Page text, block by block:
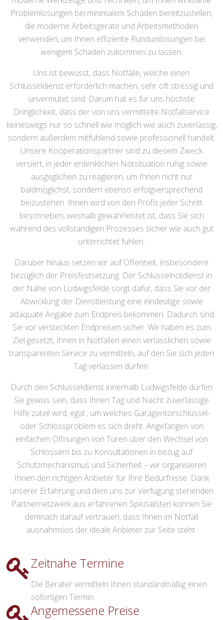
Problemlösungen bei minimalem Schaden bereitzustellen,
die moderne Arbeitsgeräte und Arbeitsmethoden
verwenden, um Ihnen effiziente Rundumlösungen bei
wenigem Schaden zukommen zu lassen.
Uns ist bewusst, dass Notfälle, welche einen
Schlüsseldienst erforderlich machen, sehr oft stressig und
unvermutet sind. Darum hat es für uns höchste
Dringlichkeit, dass der von uns vermittelte Notfallservice
keineswegs nur so schnell wie möglich wie auch zuverlässig,
sondern außerdem mitfühlend sowie professionell handelt.
Unsere Kooperationspartner sind zu diesem Zweck
versiert, in jeder erdenklichen Notsituation ruhig sowie
ausgeglichen zu reagieren, um Ihnen nicht nur
baldmöglichst, sondern ebenso erfolgversprechend
beizustehen. Ihnen wird von den Profis jeder Schritt
beschrieben, weshalb gewährleistet ist, dass Sie sich
während des vollständigen Prozesses sicher wie auch gut
unterrichtet fühlen.
Darüber hinaus setzen wir auf Offenheit, insbesondere
bezüglich der Preisfestsetzung. Der Schlüsselnotdienst in
der Nähe von Ludwigsfelde sorgt dafür, dass Sie vor der
Abwicklung der Dienstleistung eine eindeutige sowie
adäquate Angabe zum Endpreis bekommen. Dadurch sind
Sie vor versteckten Endpreisen sicher. Wir haben es zum
Ziel gesetzt, Ihnen in Notfällen einen verlässlichen sowie
transparenten Service zu vermitteln, auf den Sie sich jeden
Tag verlassen dürfen.
Durch den Schlüsseldienst innerhalb Ludwigsfelde dürfen
Sie gewiss sein, dass Ihnen Tag und Nacht zuverlässige
Hilfe zuteil wird, egal , um welches Garagentorschlüssel-
oder Schlossproblem es sich dreht. Angefangen von
einfachen Öffnungen von Türen über den Wechsel von
Schlössern bis zu Konsultationen in bezug auf
Schutzmechanismus und Sicherheit – wir organisieren
Ihnen den richtigen Anbieter für Ihre Bedürfnisse. Dank
unserer Erfahrung und dem uns zur Verfügung stehenden
Partnernetzwerk aus erfahrenen Spezialisten können Sie
demnach darauf vertrauen, dass Ihnen im Notfall
ausnahmslos der ideale Anbieter zur Seite steht.
Zeitnahe Termine
Die Berater vermitteln Ihnen standardmäßig einen
sofortigen Termin.
Angemessene Preise